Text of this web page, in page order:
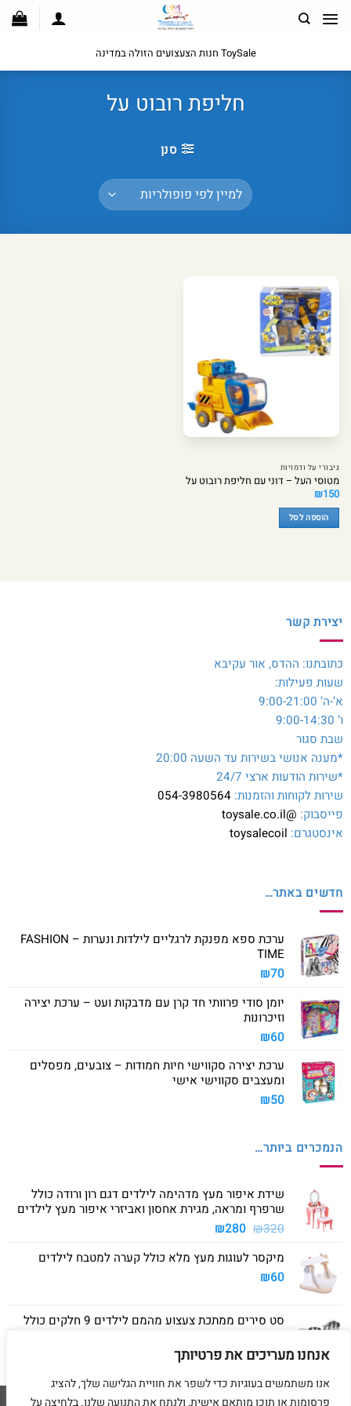
אנחנו מעריכים את פרטיותך
אנו משתמשים בעוגיות כדי לשפר את חוויית הגלישה שלך, להציג
פרסומות או תוכן מותאם אישית, ולנתח את התנועה שלנו. בלחיצה על
לתוכן
ToySale חנות הצעצועים הזולה במדינה
חליפת רובוט על
סנן
גיבורי על ודמויות
מטוסי העל – דוני עם חליפת רובוט על
₪150
הוספה לסל
יצירת קשר
כתובתנו: ההדס, אור עקיבא
שעות פעילות:
א’-ה’ 9:00-21:00
ו’ 9:00-14:30
שבת סגור
*מענה אנושי בשירות עד השעה 20:00
*שירות הודעות ארצי 24/7
שירות לקוחות והזמנות: 054-3980564
פייסבוק: @toysale.co.il
אינסטגרם: toysalecoil
חדשים באתר…
ערכת ספא מפנקת לרגליים לילדות ונערות – FASHION
TIME
₪70
יומן סודי פרוותי חד קרן עם מדבקות ועט – ערכת יצירה
וזיכרונות
₪60
ערכת יצירה סקווישי חיות חמודות – צובעים, מפסלים
ומעצבים סקווישי אישי
₪50
הנמכרים ביותר…
שידת איפור מעץ מדהימה לילדים דגם רון ורודה כולל
שרפרף ומראה, מגירת אחסון ואביזרי איפור מעץ לילדים
₪320
המחיר
היה:
₪280 המחיר
הוא:
מיקסר לעוגות מעץ מלא כולל קערה למטבח לילדים
₪60
סט סירים ממתכת צעצוע מהמם לילדים 9 חלקים כולל
₪40